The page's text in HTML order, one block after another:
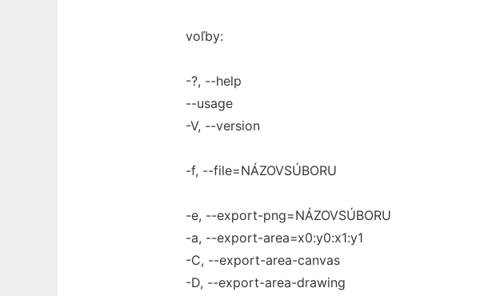
voľby:
-?, --help
--usage
-V, --version
-f, --file=NÁZOVSÚBORU
-e, --export-png=NÁZOVSÚBORU
-a, --export-area=x0:y0:x1:y1
-C, --export-area-canvas
-D, --export-area-drawing